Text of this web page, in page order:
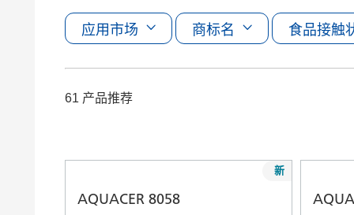
应用市场 商标名 食品接触
61 产品推荐
AQUACER 8058
新